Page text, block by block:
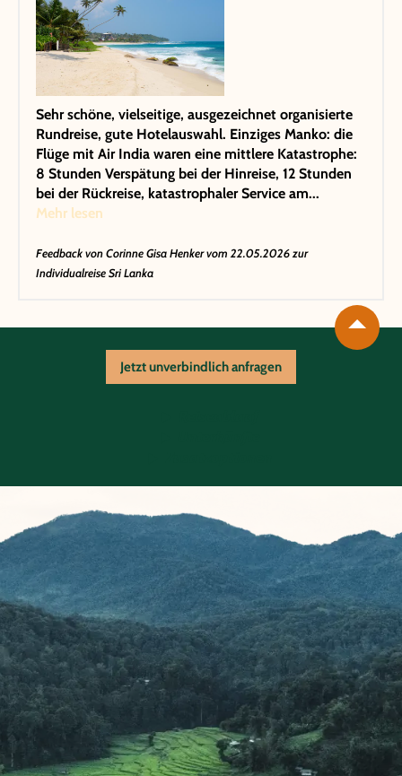
Sehr schöne, vielseitige, ausgezeichnet organisierte
Rundreise, gute Hotelauswahl. Einziges Manko: die
Flüge mit Air India waren eine mittlere Katastrophe:
8 Stunden Verspätung bei der Hinreise, 12 Stunden
bei der Rückreise, katastrophaler Service am...
Mehr lesen
Feedback vonCorinne Gisa Henkervom 22.05.2026 zur
Individualreise Sri Lanka
Jetzt unverbindlich anfragen